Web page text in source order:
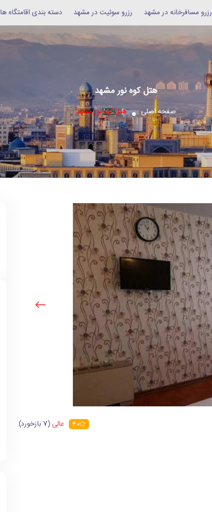
رزرو مسافرخانه در مشهد رزرو سوئیت در مشهد دسته بندی اقامتگاه ها
هتل کوه نور مشهد
صفحه اصلی هتل کوه نور مشهد
4.0 عالی(7 بازخورد)